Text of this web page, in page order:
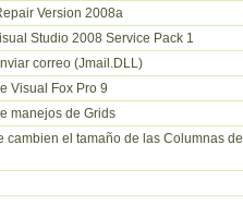
Version 2008a
Studio 2008 Service Pack 1
correo (Jmail.DLL)
Visual Fox Pro 9
manejos de Grids
cambien el tamaño de las Columnas de